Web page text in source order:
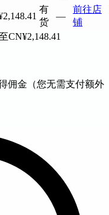
有
货
—
前往店
铺
CN¥2,148.41
佣金（您无需支付额外